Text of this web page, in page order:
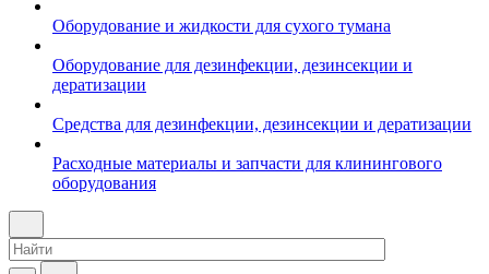
Оборудование и жидкости для сухого тумана
Оборудование для дезинфекции, дезинсекции и
дератизации
Средства для дезинфекции, дезинсекции и дератизации
Расходные материалы и запчасти для клинингового
оборудования